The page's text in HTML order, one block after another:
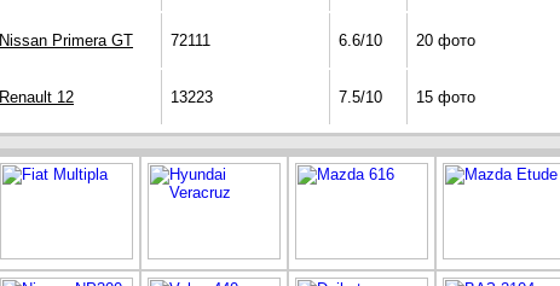
Nissan Primera GT 72111 6.6/10 20 фото
Renault 12 13223 7.5/10 15 фото